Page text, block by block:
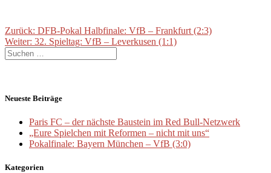
Beitragsnavigation
Zurück: Vorheriger
Beitrag:
DFB-Pokal Halbfinale: VfB – Frankfurt (2:3)
Weiter: Nächster
32. Spieltag: VfB – Leverkusen (1:1)
Suche
nach:
Neueste Beiträge
Paris FC – der nächste Baustein im Red Bull-Netzwerk
„Eure Spielchen mit Reformen – nicht mit uns“
Pokalfinale: Bayern München – VfB (3:0)
Kategorien